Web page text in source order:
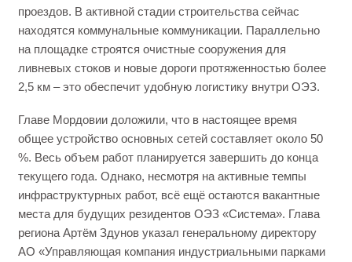
проездов. В активной стадии строительства сейчас
находятся коммунальные коммуникации. Параллельно
на площадке строятся очистные сооружения для
ливневых стоков и новые дороги протяженностью более
2,5 км – это обеспечит удобную логистику внутри ОЭЗ.
Главе Мордовии доложили, что в настоящее время
общее устройство основных сетей составляет около 50
%. Весь объем работ планируется завершить до конца
текущего года. Однако, несмотря на активные темпы
инфраструктурных работ, всё ещё остаются вакантные
места для будущих резидентов ОЭЗ «Система». Глава
региона Артём Здунов указал генеральному директору
АО «Управляющая компания индустриальными парками